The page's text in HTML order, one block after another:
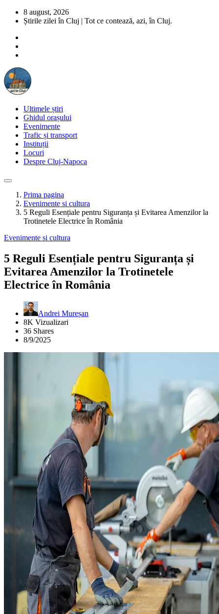
8 august, 2026
Știrile zilei în Cluj | Tot ce contează, azi, în Cluj.
Ultimele știri
Ghidul orașului
Evenimente
Trafic și transport
Instituții
Locuri
Despre Cluj-Napoca
Prima pagina
Evenimente si cultura
5 Reguli Esențiale pentru Siguranța și Evitarea Amenzilor la
Trotinetele Electrice în România
Evenimente si cultura
5 Reguli Esențiale pentru Siguranța și
Evitarea Amenzilor la Trotinetele
Electrice în România
Andrei Mureșan
8K Vizualizari
36 Shares
8/9/2025